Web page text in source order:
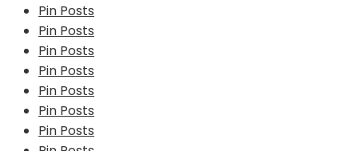
Pin Posts
Pin Posts
Pin Posts
Pin Posts
Pin Posts
Pin Posts
Pin Posts